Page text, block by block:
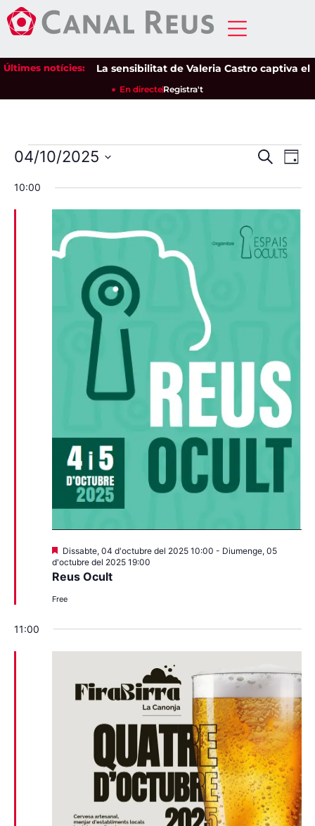
Últimes notícies:La sensibilitat de Valeria Castro captiva el
En directeRegistra't
i
cerca
CercaDia
04/10/2025
una
10:00
Reus Ocult
Destacats
Dissabte, 04 d'octubre del 2025 10:00 - Diumenge, 05
d'octubre del 2025 19:00
Free
11:00